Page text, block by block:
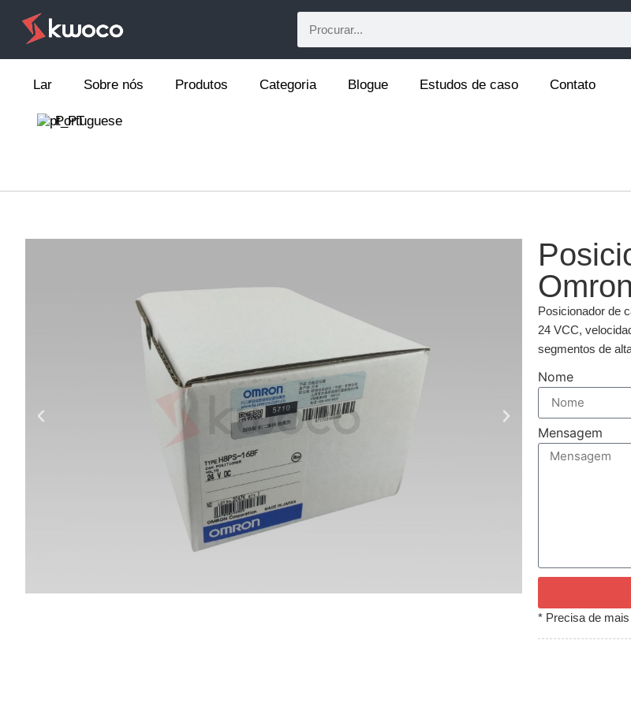
Lar Sobre nós Produtos Categoria Blogue Estudos de caso Contato
Portuguese
Posicionador de
24 VCC,
segmentos de
Nome
Mensagem
* Precisa de